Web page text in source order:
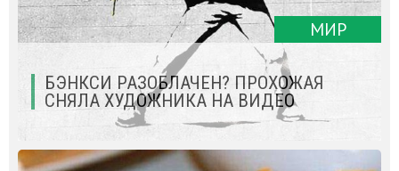
МИР
БЭНКСИ РАЗОБЛАЧЕН? ПРОХОЖАЯ
СНЯЛА ХУДОЖНИКА НА ВИДЕО